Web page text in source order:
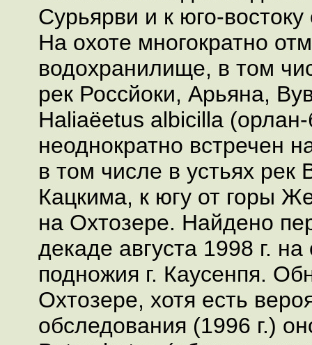
Сурьярви и к юго-
На охоте многократно
водохранилище, в том
рек Россйоки, Арьяна,
Haliaёetus albicilla
неоднократно встречен
в том числе в устьях
Кацкима, к югу от горы
на Охтозере. Найдено
декаде августа 1998 г.
подножия г. Каусенпя.
Охтозере, хотя есть
обследования (1996 г.)